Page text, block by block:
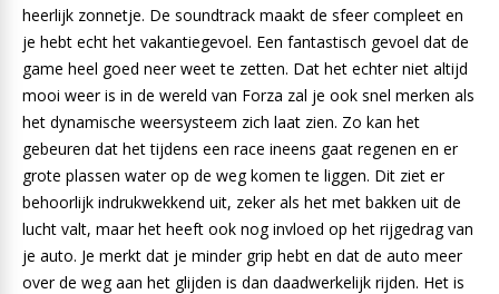
heerlijk zonnetje. De soundtrack maakt de sfeer compleet en
je hebt echt het vakantiegevoel. Een fantastisch gevoel dat de
game heel goed neer weet te zetten. Dat het echter niet altijd
mooi weer is in de wereld van Forza zal je ook snel merken als
het dynamische weersysteem zich laat zien. Zo kan het
gebeuren dat het tijdens een race ineens gaat regenen en er
grote plassen water op de weg komen te liggen. Dit ziet er
behoorlijk indrukwekkend uit, zeker als het met bakken uit de
lucht valt, maar het heeft ook nog invloed op het rijgedrag van
je auto. Je merkt dat je minder grip hebt en dat de auto meer
over de weg aan het glijden is dan daadwerkelijk rijden. Het is